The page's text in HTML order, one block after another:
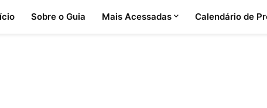
Sobre o Guia Mais Acessadas Calendário de